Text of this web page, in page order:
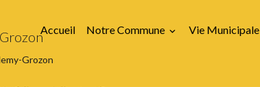
Grozon
Accueil Notre Commune Vie Municipale